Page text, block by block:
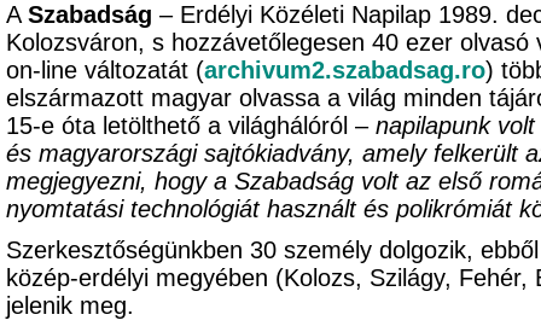
A Szabadság – Erdélyi Közéleti Napilap 1989.
Kolozsváron, s hozzávetőlegesen 40 ezer
on-line változatát (archivum2.szabadsag.ro)
elszármazott magyar olvassa a világ minden
15-e óta letölthető a világhálóról – napilapunk
és magyarországi sajtókiadvány, amely felkerült
megjegyezni, hogy a Szabadság volt az első
nyomtatási technológiát használt és polikrómiát
Szerkesztőségünkben 30 személy dolgozik,
közép-erdélyi megyében (Kolozs, Szilágy,
jelenik meg.